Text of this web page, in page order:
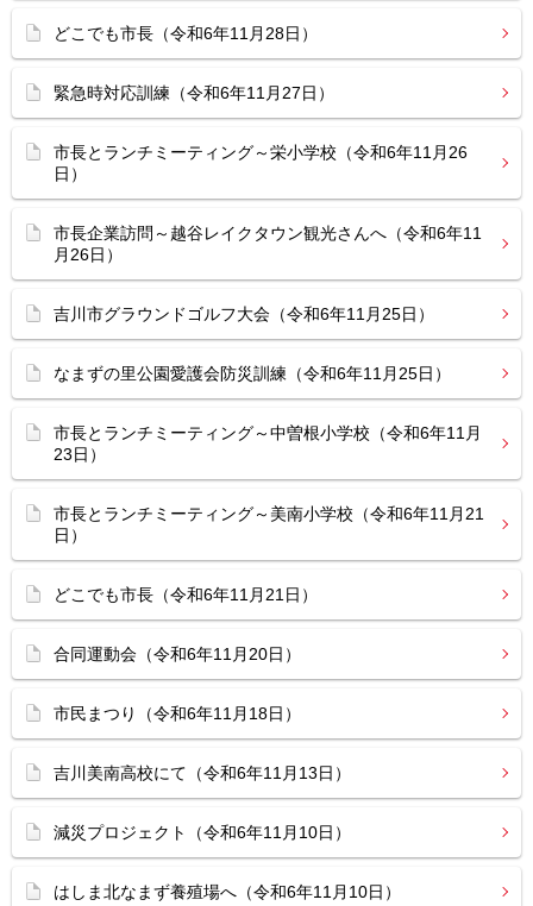
どこでも市長（令和6年11月28日）
緊急時対応訓練（令和6年11月27日）
市長とランチミーティング～栄小学校（令和6年11月26
日）
市長企業訪問～越谷レイクタウン観光さんへ（令和6年11
月26日）
吉川市グラウンドゴルフ大会（令和6年11月25日）
なまずの里公園愛護会防災訓練（令和6年11月25日）
市長とランチミーティング～中曽根小学校（令和6年11月
23日）
市長とランチミーティング～美南小学校（令和6年11月21
日）
どこでも市長（令和6年11月21日）
合同運動会（令和6年11月20日）
市民まつり（令和6年11月18日）
吉川美南高校にて（令和6年11月13日）
減災プロジェクト（令和6年11月10日）
はしま北なまず養殖場へ（令和6年11月10日）